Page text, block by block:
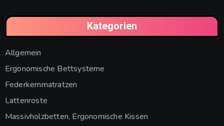
Kategorien
Allgemein
Ergonomische Bettsysteme
Federkernmatratzen
Lattenroste
Massivholzbetten, Ergonomische Kissen